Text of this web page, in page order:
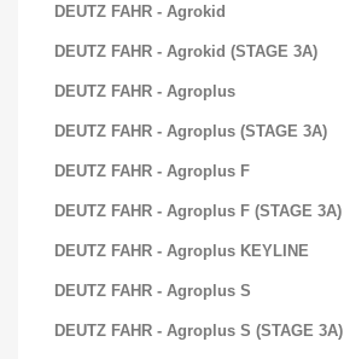
DEUTZ FAHR - Agrokid
DEUTZ FAHR - Agrokid (STAGE 3A)
DEUTZ FAHR - Agroplus
DEUTZ FAHR - Agroplus (STAGE 3A)
DEUTZ FAHR - Agroplus F
DEUTZ FAHR - Agroplus F (STAGE 3A)
DEUTZ FAHR - Agroplus KEYLINE
DEUTZ FAHR - Agroplus S
DEUTZ FAHR - Agroplus S (STAGE 3A)